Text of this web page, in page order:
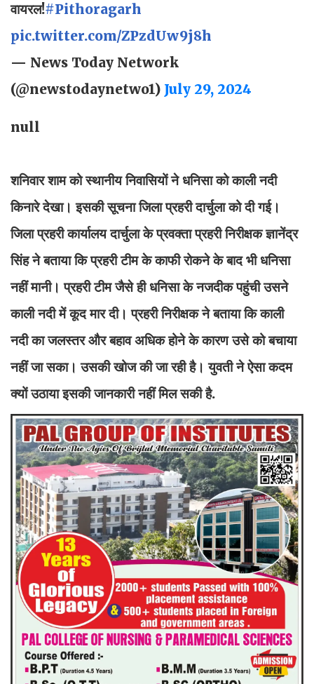
वायरल!#Pithoragarh
pic.twitter.com/ZPzdUw9j8h
— News Today Network
(@newstodaynetwo1) July 29, 2024
null
शनिवार शाम को स्थानीय निवासियों ने धनिसा को काली नदी
किनारे देखा। इसकी सूचना जिला प्रहरी दार्चुला को दी गई।
जिला प्रहरी कार्यालय दार्चुला के प्रवक्ता प्रहरी निरीक्षक ज्ञानेंद्र
सिंह ने बताया कि प्रहरी टीम के काफी रोकने के बाद भी धनिसा
नहीं मानी। प्रहरी टीम जैसे ही धनिसा के नजदीक पहुंची उसने
काली नदी में कूद मार दी। प्रहरी निरीक्षक ने बताया कि काली
नदी का जलस्तर और बहाव अधिक होने के कारण उसे को बचाया
नहीं जा सका। उसकी खोज की जा रही है। युवती ने ऐसा कदम
क्यों उठाया इसकी जानकारी नहीं मिल सकी है.